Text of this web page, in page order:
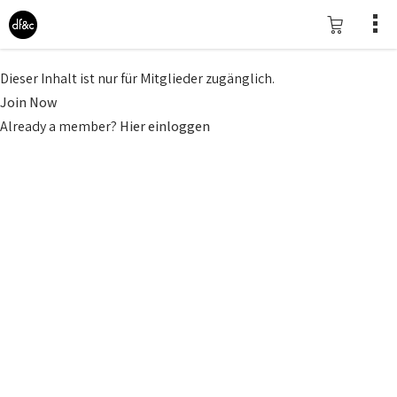
Dieser Inhalt ist nur für Mitglieder zugänglich.
Join Now
Already a member? Hier einloggen